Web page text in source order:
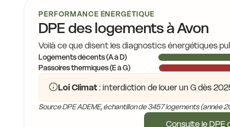
PERFORMANCE ÉNERGÉTIQUE
DPE des logements à Avon
Voilà ce que disent les diagnostics énergétiques
Logements décents (A à D)
Passoires thermiques (E à G)
Loi Climat: interdiction de louer un G dès
Source DPE ADEME, échantillon de 3457 logements (année
Consulte le DPE